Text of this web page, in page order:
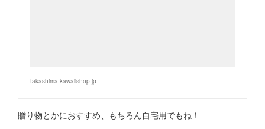
takashima.kawaiishop.jp
贈り物とかにおすすめ、もちろん自宅用でもね！